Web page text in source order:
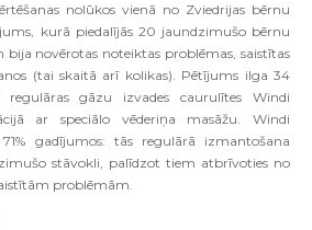
nolūkos vienā no Zviedrijas bērnu
kurā piedalījās 20 jaundzimušo bērnu
bija novērotas noteiktas problēmas, saistītas
(tai skaitā arī kolikas). Pētījums ilga 34
gāzu izvades caurulītes Windi
ar speciālo vēderiņa masāžu. Windi
gadījumos: tās regulārā izmantošana
stāvokli, palīdzot tiem atbrīvoties no
problēmām.